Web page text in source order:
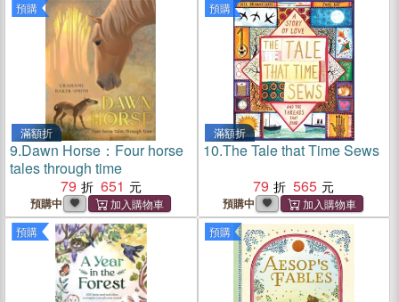
預購
滿額折
9.Dawn Horse：Four horse
tales through time
79
651
預購中
預購
滿額折
10.The Tale that Time Sews
79
565
預購中
預購 預購